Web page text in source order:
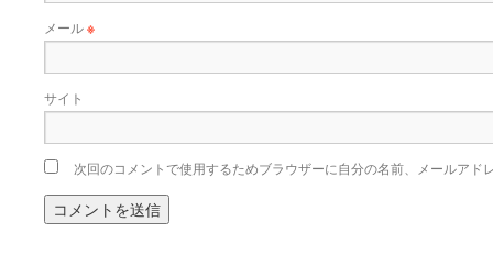
メール※
サイト
次回のコメントで使用するためブラウザーに自分の名前、メールアド